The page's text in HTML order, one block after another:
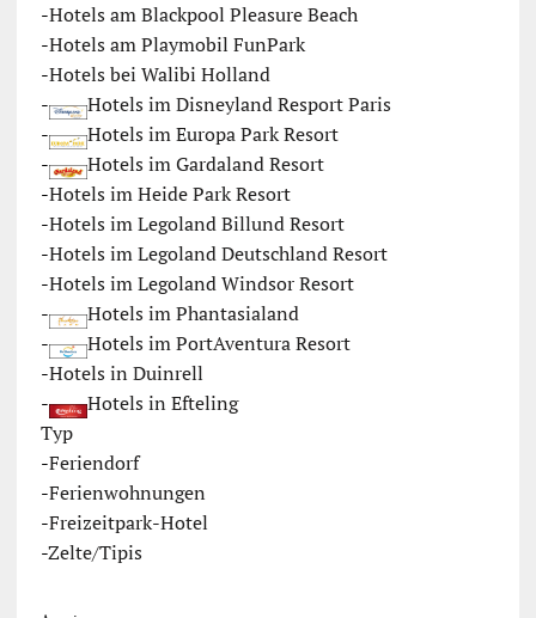
-Hotels am Blackpool Pleasure Beach
-Hotels am Playmobil FunPark
-Hotels bei Walibi Holland
-
Hotels im Disneyland Resport Paris
-
Hotels im Europa Park Resort
-
Hotels im Gardaland Resort
-Hotels im Heide Park Resort
-Hotels im Legoland Billund Resort
-Hotels im Legoland Deutschland Resort
-Hotels im Legoland Windsor Resort
-
Hotels im Phantasialand
-
Hotels im PortAventura Resort
-Hotels in Duinrell
-
Hotels in Efteling
Typ
-Feriendorf
-Ferienwohnungen
-Freizeitpark-Hotel
-Zelte/Tipis